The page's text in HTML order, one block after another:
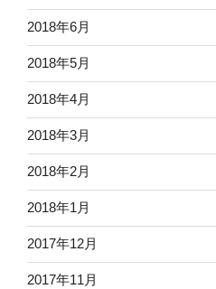
2018年6月
2018年5月
2018年4月
2018年3月
2018年2月
2018年1月
2017年12月
2017年11月